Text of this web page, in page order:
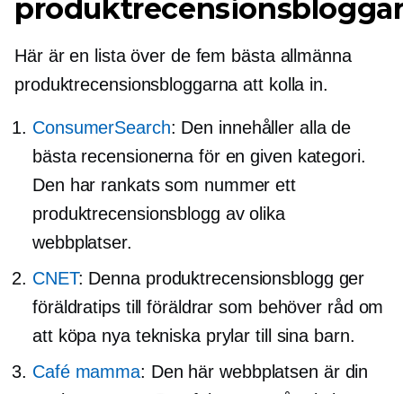
Här är en lista över de fem bästa allmänna
produktrecensionsbloggarna att kolla in.
ConsumerSearch: Den innehåller alla de
bästa recensionerna för en given kategori.
Den har rankats som nummer ett
produktrecensionsblogg av olika
webbplatser.
CNET: Denna produktrecensionsblogg ger
föräldratips till föräldrar som behöver råd om
att köpa nya tekniska prylar till sina barn.
Café mamma: Den här webbplatsen är din